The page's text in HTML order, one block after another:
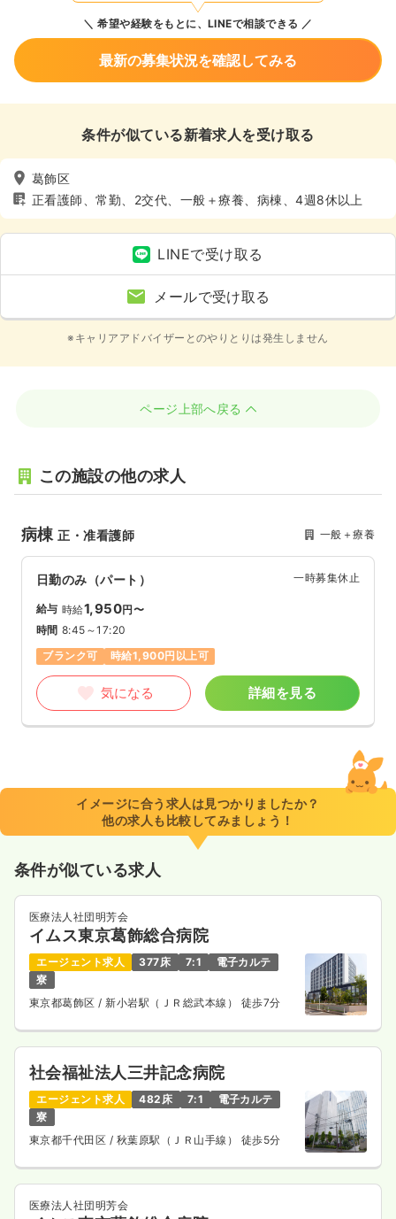
希望や経験をもとに、LINEで相談できる
最新の募集状況を確認してみる
条件が似ている新着求人を受け取る
葛飾区
正看護師、常勤、2交代、一般＋療養、病棟、4週8休以上
LINEで受け取る
メールで受け取る
※キャリアアドバイザーとのやりとりは発生しません
ページ上部へ戻る
この施設の他の求人
病棟正・准看護師 一般＋療養
日勤のみ（パート） 一時募集休止
給与 時給1,950円〜
時間 8:45～17:20
ブランク可
時給1,900円以上可
気になる 詳細を見る
イメージに合う求人は見つかりましたか？
他の求人も比較してみましょう！
条件が似ている求人
医療法人社団明芳会
イムス東京葛飾総合病院
エージェント求人 377床 7:1
電子カルテ
寮
東京都葛飾区/ 新小岩駅（ＪＲ総武本線） 徒歩7分
社会福祉法人三井記念病院
エージェント求人 482床 7:1
電子カルテ
寮
東京都千代田区 / 秋葉原駅（ＪＲ山手線） 徒歩5分
医療法人社団明芳会